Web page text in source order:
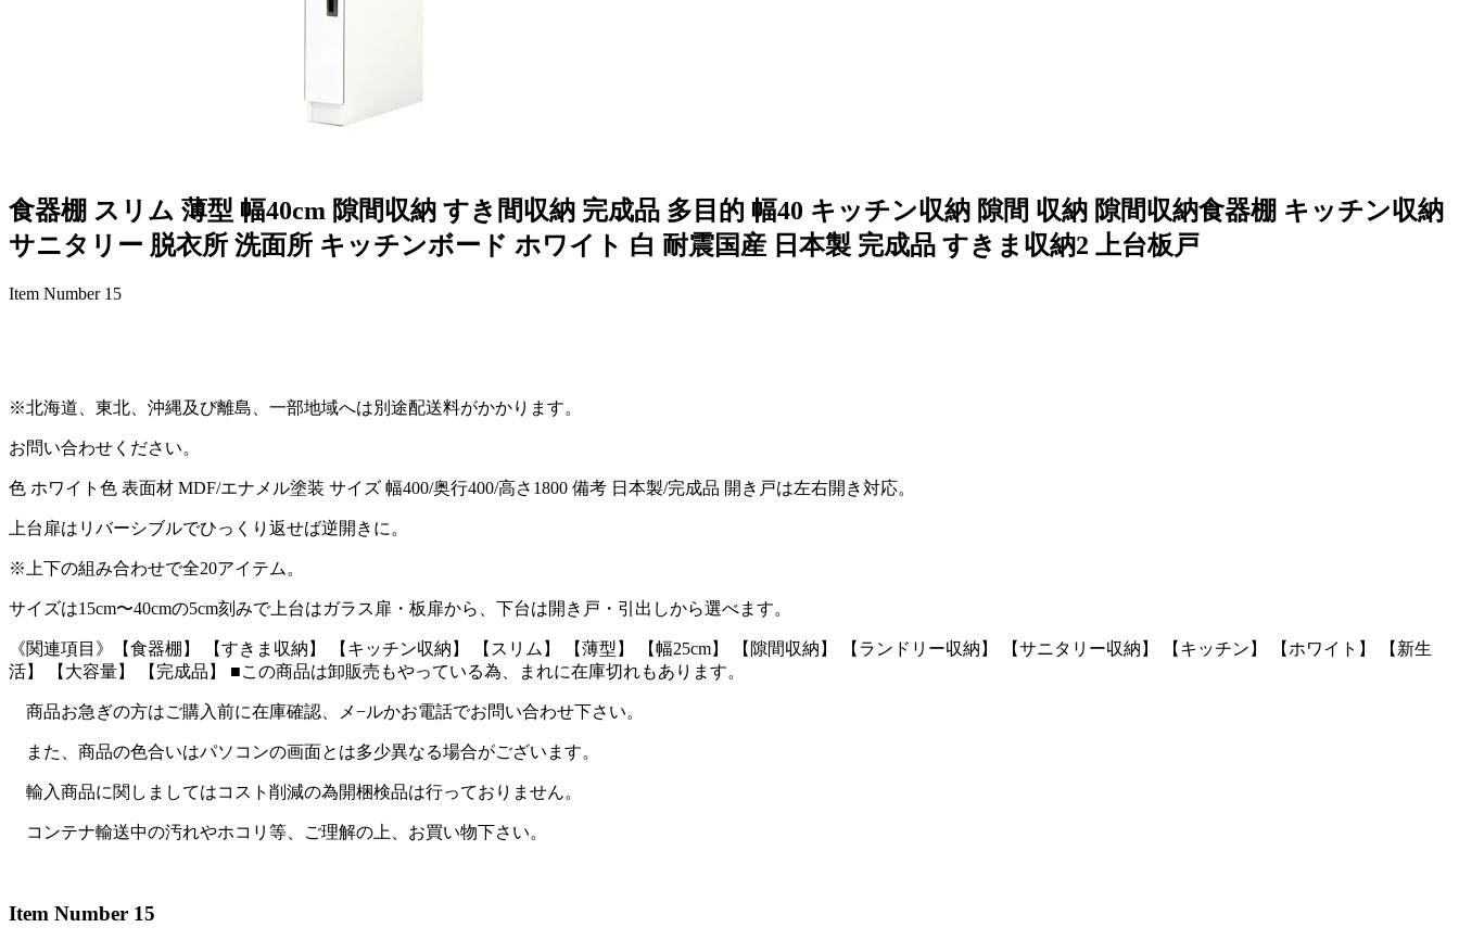
食器棚 スリム 薄型 幅40cm 隙間収納 すき間収納 完成品 多目的 幅40 キッチン収納 隙間 収納 隙間収納食器棚 キッチン収納
サニタリー 脱衣所 洗面所 キッチンボード ホワイト 白 耐震国産 日本製 完成品 すきま収納2 上台板戸
Item Number 15
※北海道、東北、沖縄及び離島、一部地域へは別途配送料がかかります。
お問い合わせください。
色 ホワイト色 表面材 MDF/エナメル塗装 サイズ 幅400/奥行400/高さ1800 備考 日本製/完成品 開き戸は左右開き対応。
上台扉はリバーシブルでひっくり返せば逆開きに。
※上下の組み合わせで全20アイテム。
サイズは15cm〜40cmの5cm刻みで上台はガラス扉・板扉から、下台は開き戸・引出しから選べます。
《関連項目》【食器棚】 【すきま収納】 【キッチン収納】 【スリム】 【薄型】 【幅25cm】 【隙間収納】 【ランドリー収納】 【サニタリー収納】 【キッチン】 【ホワイト】 【新生
活】 【大容量】 【完成品】 ■この商品は卸販売もやっている為、まれに在庫切れもあります。
商品お急ぎの方はご購入前に在庫確認、メ−ルかお電話でお問い合わせ下さい。
また、商品の色合いはパソコンの画面とは多少異なる場合がございます。
輸入商品に関しましてはコスト削減の為開梱検品は行っておりません。
コンテナ輸送中の汚れやホコリ等、ご理解の上、お買い物下さい。
Item Number 15